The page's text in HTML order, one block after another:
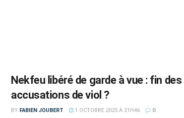
Nekfeu libéré de garde à vue : fin des
accusations de viol ?
BY FABIEN JOUBERT 1 OCTOBRE 2025 À 21H46 0